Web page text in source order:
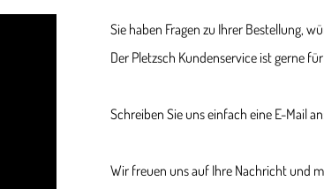
Sie haben Fragen zu Ihrer Bestellung,
Der Pletzsch Kundenservice ist gerne für
Schreiben Sie uns einfach eine E-Mail
Wir freuen uns auf Ihre Nachricht und